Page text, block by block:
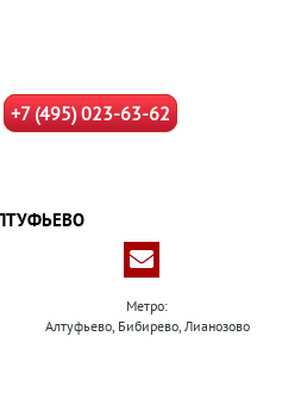
+7 (495) 023-63-62
Метро:
Алтуфьево, Бибирево, Лианозово